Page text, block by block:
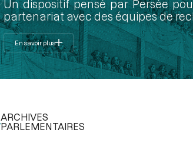
Un dispositif pensé par Persée
partenariat avec des équipes de
En savoir plus
ARCHIVES
PARLEMENTAIRES